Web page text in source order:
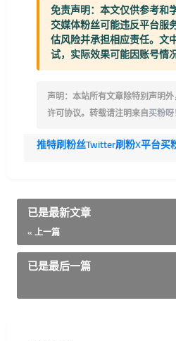
免责声明： 本文仅供参考和
交媒体粉丝可能违反平台服
估风险并承担相应责任。文
试，实际效果可能因账号情
声明：本站所有文章除特别声明
许可协议。转载请注明来自买粉呀！
推特刷粉丝Twitter刷粉X平台买
已是最新文章
« 上一篇
已是最后一篇